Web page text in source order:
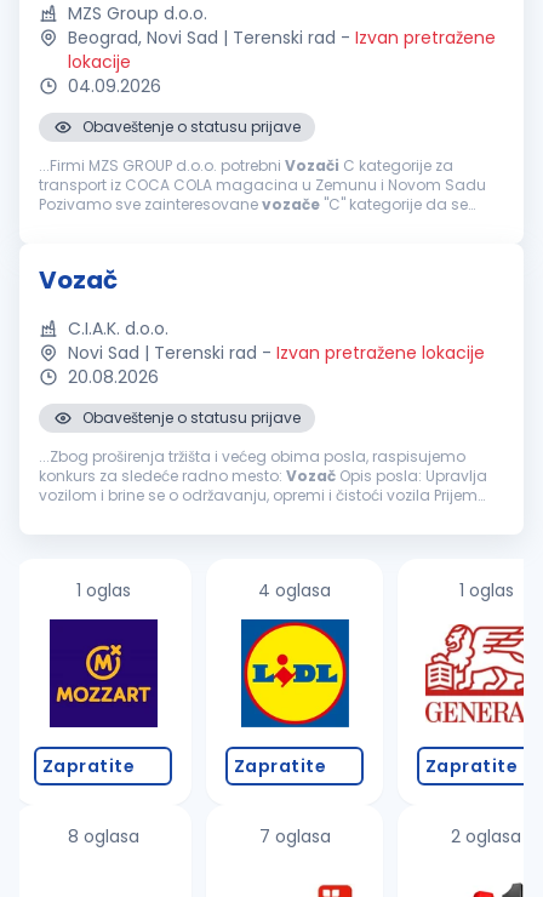
MZS Group d.o.o.
Beograd, Novi Sad | Terenski rad - Izvan pretražene
lokacije
04.09.2026
Obaveštenje o statusu prijave
...Firmi MZS GROUP d.o.o. potrebni Vozači C kategorije za
transport iz COCA COLA magacina u Zemunu i Novom Sadu
Pozivamo sve zainteresovanevozače "C" kategorije da se
Vozač
C.I.A.K. d.o.o.
Novi Sad | Terenski rad - Izvan pretražene lokacije
20.08.2026
Obaveštenje o statusu prijave
...Zbog proširenja tržišta i većeg obima posla, raspisujemo
konkurs za sledeće radno mesto: Vozač Opis posla: Upravlja
vozilom i brine se o održavanju, opremi i čistoći vozila Prijem
1 oglas
Zapratite
8 oglasa
4 oglasa
Zapratite
7 oglasa
1 oglas
Zapratite
2 oglasa